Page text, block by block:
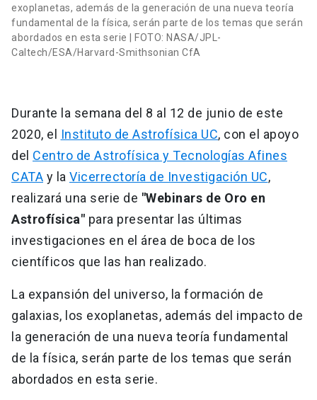
exoplanetas, además de la generación de una nueva teoría
fundamental de la física, serán parte de los temas que serán
abordados en esta serie | FOTO: NASA/JPL-
Caltech/ESA/Harvard-Smithsonian CfA
Durante la semana del 8 al 12 de junio de este
2020, el
Instituto de Astrofísica UC, con el apoyo
del Centro de Astrofísica y Tecnologías Afines
CATA y la Vicerrectoría de Investigación UC,
realizará una serie de "Webinars de Oro en
Astrofísica" para presentar las últimas
investigaciones en el área de boca de los
científicos que las han realizado.
La expansión del universo, la formación de
galaxias, los exoplanetas, además del impacto de
la generación de una nueva teoría fundamental
de la física, serán parte de los temas que serán
abordados en esta serie.